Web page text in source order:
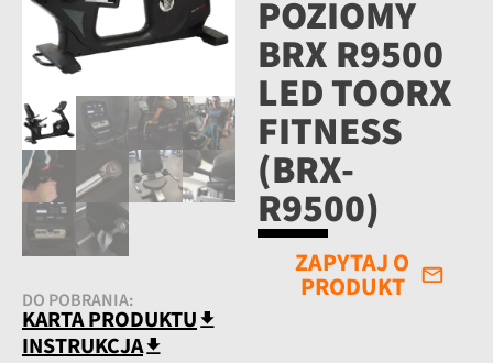
DO POBRANIA:
KARTA PRODUKTU
INSTRUKCJA
POZIOMY
BRX R9500
LED TOORX
FITNESS
(BRX-
R9500)
ZAPYTAJ O
PRODUKT